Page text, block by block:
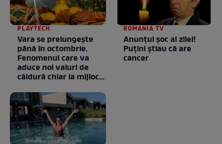
PLAYTECH
Vara se prelungeşte
până în octombrie.
Fenomenul care va
aduce noi valuri de
căldură chiar la mijlocul
ROMANIA TV
Anunţul şoc al zilei!
Puţini ştiau că are
cancer